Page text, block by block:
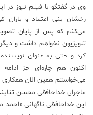
وی در گفتگو با فیلم نیوز
رخشان بنی اعتماد و باران
تلویزیون نخواهم داشت و
کرد و حتی به عنوان
می‌خواستم همین الان همکاری
ماجرای خداحافظی محسن
این خداحافظی ناگهانی «احمد